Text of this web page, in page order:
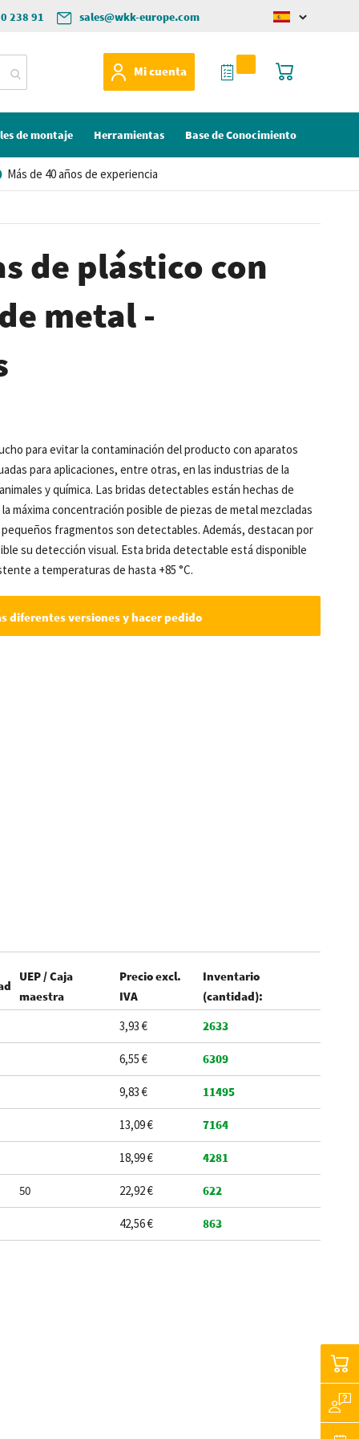
sales@wkk-europe.com
238 91
Change
Mi cuenta
Mi cesta
Mi Cotización
de montaje Herramientas Base de Conocimiento
Más de 40 años de experiencia
de plástico con
metal -
para evitar la contaminación del producto con aparatos
para aplicaciones, entre otras, en las industrias de la
y química. Las bridas detectables están hechas de
máxima concentración posible de piezas de metal mezcladas
fragmentos son detectables. Además, destacan por
su detección visual. Esta brida detectable está disponible
a temperaturas de hasta +85 °C.
diferentes versiones y hacer pedido
UEP / Caja
maestra
Precio excl.
IVA
Inventario
(cantidad):
3,93 €
2633
6,55 € 6309
9,83 € 11495
13,09 € 7164
18,99 € 4281
50 22,92 € 622
42,56 € 863